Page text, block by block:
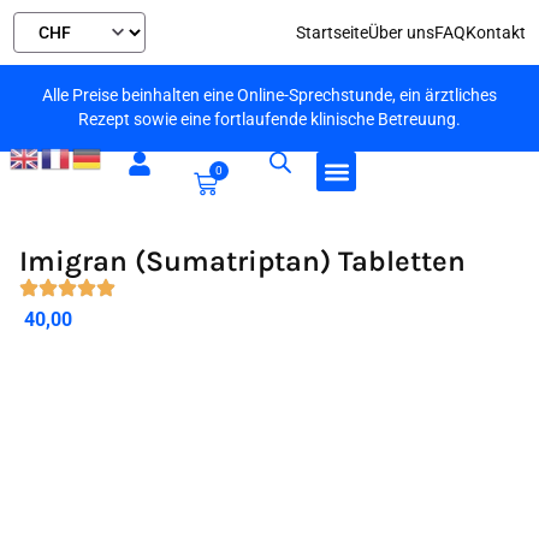
StartseiteÜber unsFAQKontakt
Alle Preise beinhalten eine Online-Sprechstunde, ein ärztliches
Rezept sowie eine fortlaufende klinische Betreuung.
0
Imigran (Sumatriptan) Tabletten
40,00